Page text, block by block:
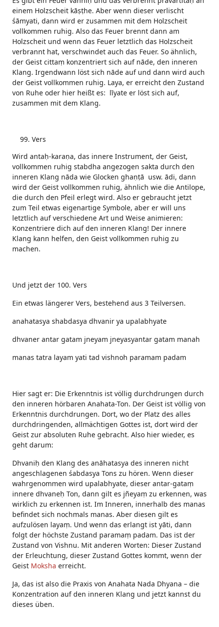
einem Holzscheit kāṣṭhe. Aber wenn dieser verlischt
śāmyati, dann wird er zusammen mit dem Holzscheit
vollkommen ruhig. Also das Feuer brennt dann am
Holzscheit und wenn das Feuer letztlich das Holzscheit
verbrannt hat, verschwindet auch das Feuer. So ähnlich,
der Geist cittaṃ konzentriert sich auf nāde, den inneren
Klang. Irgendwann löst sich nāde auf und dann wird auch
der Geist vollkommen ruhig. Laya, er erreicht den Zustand
von Ruhe oder hier heißt es: līyate er löst sich auf,
zusammen mit dem Klang.
Vers
Wird antaḥ-karaṇa, das innere Instrument, der Geist,
vollkommen ruhig stabdha angezogen sakta durch den
inneren Klang nāda wie Glocken ghaṇṭā usw. ādi, dann
wird der Geist vollkommen ruhig, ähnlich wie die Antilope,
die durch den Pfeil erlegt wird. Also er gebraucht jetzt
zum Teil etwas eigenartige Symbole, aber er will uns
letztlich auf verschiedene Art und Weise animieren:
Konzentriere dich auf den inneren Klang! Der innere
Klang kann helfen, den Geist vollkommen ruhig zu
machen.
Und jetzt der 100. Vers
Ein etwas längerer Vers, bestehend aus 3 Teilversen.
anahatasya shabdasya dhvanir ya upalabhyate
dhvaner antar gatam jneyam jneyasyantar gatam manah
manas tatra layam yati tad vishnoh paramam padam
Hier sagt er: Die Erkenntnis ist völlig durchdrungen durch
den inneren hörbaren Anahata-Ton. Der Geist ist völlig von
Erkenntnis durchdrungen. Dort, wo der Platz des alles
durchdringenden, allmächtigen Gottes ist, dort wird der
Geist zur absoluten Ruhe gebracht. Also hier wieder, es
geht darum:
Dhvaniḥ den Klang des anāhatasya des inneren nicht
angeschlagenen śabdasya Tons zu hören. Wenn dieser
wahrgenommen wird upalabhyate, dieser antar-gataṃ
innere dhvaneḥ Ton, dann gilt es jñeyaṃ zu erkennen, was
wirklich zu erkennen ist. Im Inneren, innerhalb des manas
befindet sich nochmals manas. Aber diesen gilt es
aufzulösen layaṃ. Und wenn das erlangt ist yāti, dann
folgt der höchste Zustand paramaṃ padam. Das ist der
Zustand von Vishnu. Mit anderen Worten: Dieser Zustand
der Erleuchtung, dieser Zustand Gottes kommt, wenn der
Geist Moksha erreicht.
Ja, das ist also die Praxis von Anahata Nada Dhyana – die
Konzentration auf den inneren Klang und jetzt kannst du
dieses üben.